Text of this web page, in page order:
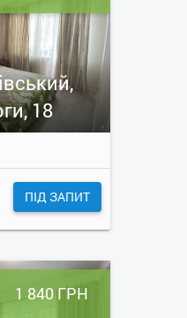
18
ПІД ЗАПИТ
1 840 ГРН